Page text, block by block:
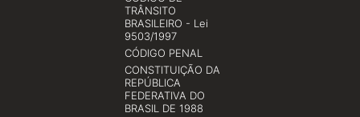
TRÂNSITO
BRASILEIRO - Lei
9503/1997
CÓDIGO PENAL
CONSTITUIÇÃO DA
REPÚBLICA
FEDERATIVA DO
BRASIL DE 1988